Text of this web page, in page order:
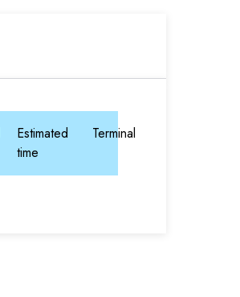
Estimated
time
Terminal